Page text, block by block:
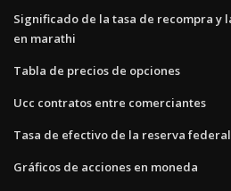
Significado de la tasa de recompra y
en marathi
Tabla de precios de opciones
Ucc contratos entre comerciantes
Tasa de efectivo de la reserva federal
Gráficos de acciones en moneda